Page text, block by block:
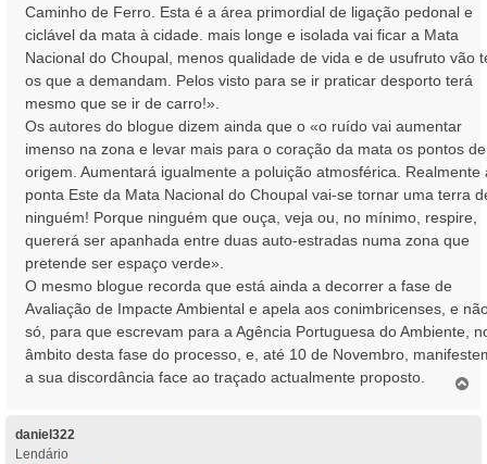
Caminho de Ferro. Esta é a área primordial de ligação pedonal e
ciclável da mata à cidade. mais longe e isolada vai ficar a Mata
Nacional do Choupal, menos qualidade de vida e de usufruto vão
os que a demandam. Pelos visto para se ir praticar desporto terá
mesmo que se ir de carro!».
Os autores do blogue dizem ainda que o «o ruído vai aumentar
imenso na zona e levar mais para o coração da mata os pontos de
origem. Aumentará igualmente a poluição atmosférica. Realmente
ponta Este da Mata Nacional do Choupal vai-se tornar uma terra
ninguém! Porque ninguém que ouça, veja ou, no mínimo, respire,
quererá ser apanhada entre duas auto-estradas numa zona que
pretende ser espaço verde».
O mesmo blogue recorda que está ainda a decorrer a fase de
Avaliação de Impacte Ambiental e apela aos conimbricenses, e
só, para que escrevam para a Agência Portuguesa do Ambiente,
âmbito desta fase do processo, e, até 10 de Novembro,
a sua discordância face ao traçado actualmente proposto.
daniel322
Lendário